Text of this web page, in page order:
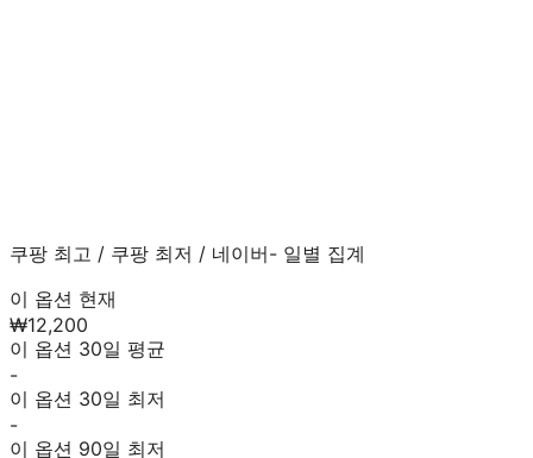
쿠팡 최고 / 쿠팡 최저 / 네이버- 일별 집계
이 옵션 현재
₩12,200
이 옵션 30일 평균
-
이 옵션 30일 최저
-
이 옵션 90일 최저